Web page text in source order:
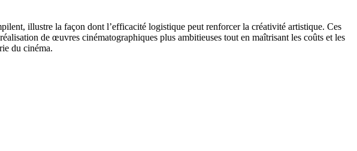
illustre la façon dont l’efficacité logistique peut renforcer la créativité artistique. Ces
de œuvres cinématographiques plus ambitieuses tout en maîtrisant les coûts et les
du cinéma.